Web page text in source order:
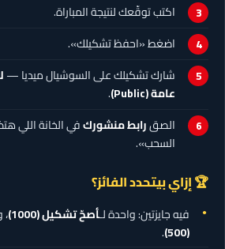
اكتب توقّعك لنتيجة المباراة.
اضغط «احفظ تشكيلك».
شارك تشكيلك على السوشيال ميديا —
عامة (Public)
.
الصقرابط منشوركفي الخانة اللي
السحب».
🏆 إزاي بيتحدد الفائز؟
فيه جايزتين: واحدة لـأصحّ تشكيل(1000)
(500)
.